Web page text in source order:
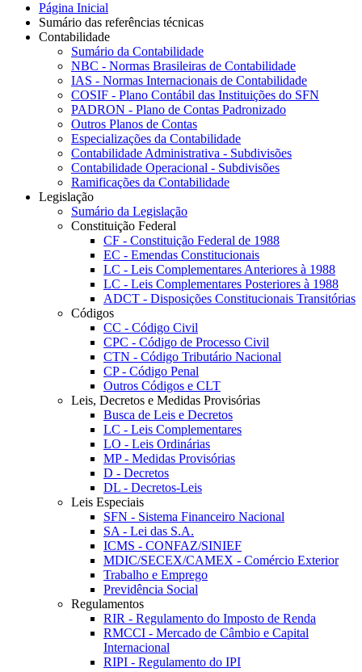
Página Inicial
Sumário das referências técnicas
Contabilidade
Sumário da Contabilidade
NBC - Normas Brasileiras de Contabilidade
IAS - Normas Internacionais de Contabilidade
COSIF - Plano Contábil das Instituições do SFN
PADRON - Plano de Contas Padronizado
Outros Planos de Contas
Especializações da Contabilidade
Contabilidade Administrativa - Subdivisões
Contabilidade Operacional - Subdivisões
Ramificações da Contabilidade
Legislação
Sumário da Legislação
Constituição Federal
CF - Constituição Federal de 1988
EC - Emendas Constitucionais
LC - Leis Complementares Anteriores à 1988
LC - Leis Complementares Posteriores à 1988
ADCT - Disposições Constitucionais Transitórias
Códigos
CC - Código Civil
CPC - Código de Processo Civil
CTN - Código Tributário Nacional
CP - Código Penal
Outros Códigos e CLT
Leis, Decretos e Medidas Provisórias
Busca de Leis e Decretos
LC - Leis Complementares
LO - Leis Ordinárias
MP - Medidas Provisórias
D - Decretos
DL - Decretos-Leis
Leis Especiais
SFN - Sistema Financeiro Nacional
SA - Lei das S.A.
ICMS - CONFAZ/SINIEF
MDIC/SECEX/CAMEX - Comércio Exterior
Trabalho e Emprego
Previdência Social
Regulamentos
RIR - Regulamento do Imposto de Renda
RMCCI - Mercado de Câmbio e Capital
Internacional
RIPI - Regulamento do IPI